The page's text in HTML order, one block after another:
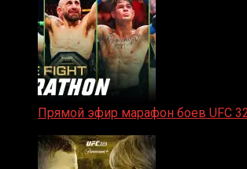
Прямой эфир марафон боев UFC